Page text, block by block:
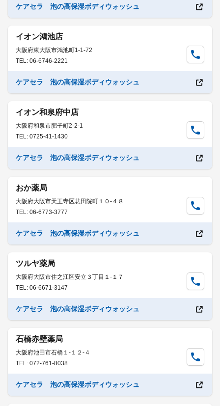
ケアセラ 泡の高保湿ボディウォッシュ
イオン鴻池店
大阪府東大阪市鴻池町1-1-72
TEL: 06-6746-2221
ケアセラ 泡の高保湿ボディウォッシュ
イオン和泉府中店
大阪府和泉市肥子町2-2-1
TEL: 0725-41-1430
ケアセラ 泡の高保湿ボディウォッシュ
おか薬局
大阪府大阪市天王寺区悲田院町１０-４８
TEL: 06-6773-3777
ケアセラ 泡の高保湿ボディウォッシュ
ツルヤ薬局
大阪府大阪市住之江区安立３丁目１-１７
TEL: 06-6671-3147
ケアセラ 泡の高保湿ボディウォッシュ
石橋赤壁薬局
大阪府池田市石橋１-１２-４
TEL: 072-761-8038
ケアセラ 泡の高保湿ボディウォッシュ